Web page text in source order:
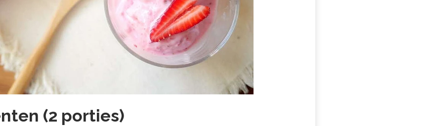
(2 porties)